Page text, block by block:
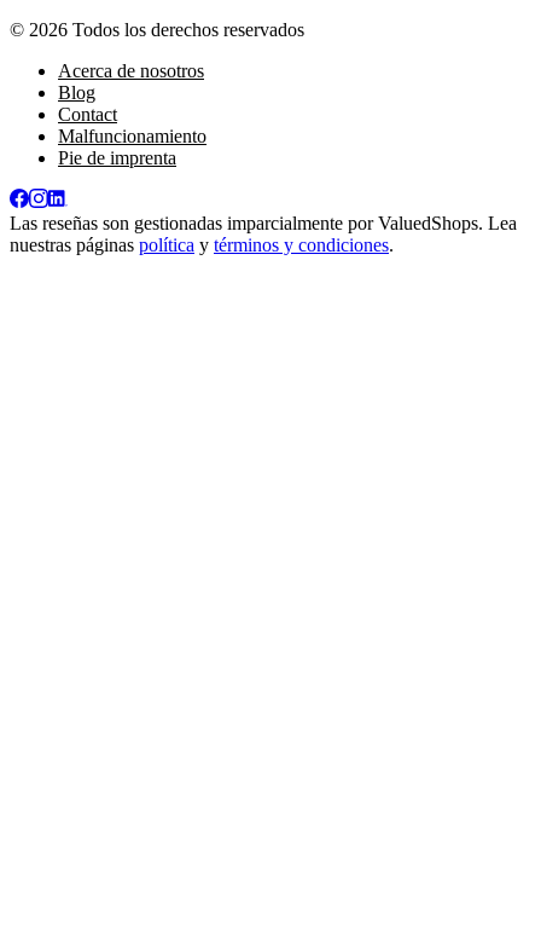
© 2026 Todos los derechos reservados
Acerca de nosotros
Blog
Contact
Malfuncionamiento
Pie de imprenta
Las reseñas son gestionadas imparcialmente porValuedShops. Lea
nuestras páginas política y términos y condiciones.